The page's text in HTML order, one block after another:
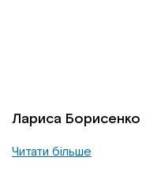
Лариса Борисенко
Читати більше